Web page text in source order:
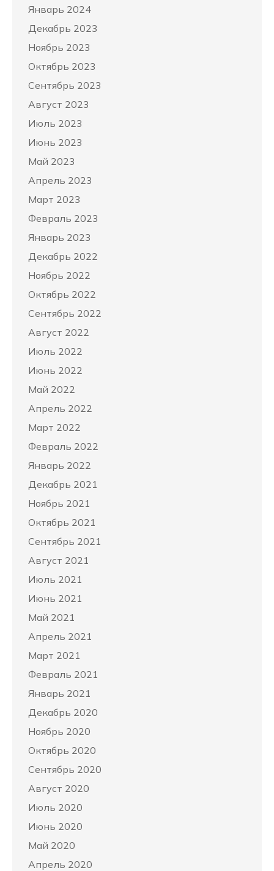
Январь 2024
Декабрь 2023
Ноябрь 2023
Октябрь 2023
Сентябрь 2023
Август 2023
Июль 2023
Июнь 2023
Май 2023
Апрель 2023
Март 2023
Февраль 2023
Январь 2023
Декабрь 2022
Ноябрь 2022
Октябрь 2022
Сентябрь 2022
Август 2022
Июль 2022
Июнь 2022
Май 2022
Апрель 2022
Март 2022
Февраль 2022
Январь 2022
Декабрь 2021
Ноябрь 2021
Октябрь 2021
Сентябрь 2021
Август 2021
Июль 2021
Июнь 2021
Май 2021
Апрель 2021
Март 2021
Февраль 2021
Январь 2021
Декабрь 2020
Ноябрь 2020
Октябрь 2020
Сентябрь 2020
Август 2020
Июль 2020
Июнь 2020
Май 2020
Апрель 2020